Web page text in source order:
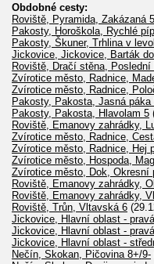
Obdobné cesty:
Roviště, Pyramida, Zakázaná 5
Pakosty, Horoškola, Rychlé
Pakosty, Škuner, Trhlina v
Jickovice, Jickovice, Barták
Roviště, Dračí stěna, Poslední
Zvírotice město, Radnice,
Zvírotice město, Radnice,
Pakosty, Pakosta, Jasná páka
Pakosty, Pakosta, Hlavolam 5
Roviště, Emanovy zahrádky,
Zvírotice město, Radnice,
Zvírotice město, Radnice, Hej
Zvírotice město, Hospoda,
Zvírotice město, Dok, Okresní
Roviště, Emanovy zahrádky,
Roviště, Emanovy zahrádky,
Roviště, Trůn, Vltavská 6
Jickovice, Hlavní oblast -
Jickovice, Hlavní oblast -
Jickovice, Hlavní oblast -
Nečín, Skokan, Pičovina 8+/9-